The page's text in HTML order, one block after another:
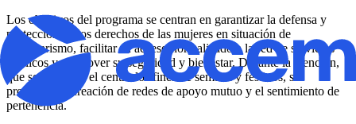
Los objetivos del programa se centran en garantizar la defensa y
protección de los derechos de las mujeres en situación de
sinhogarismo, facilitar su acceso normalizado a la red de servicios
públicos y promover su seguridad y bienestar. Durante la atención,
que se presta en el centro los fines de semana y festivos, se
promueve la creación de redes de apoyo mutuo y el sentimiento de
pertenencia.